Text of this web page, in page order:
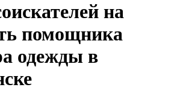
на
помощника
одежды в